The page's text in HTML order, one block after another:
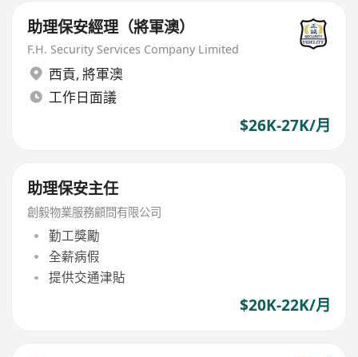
助理保安經理（將軍澳）
F.H. Security Services Company Limited
西貢, 將軍澳
工作日面議
$26K-27K/月
助理保安主任
創毅物業服務顧問有限公司
勤工獎勵
全薪病假
提供交通津貼
$20K-22K/月